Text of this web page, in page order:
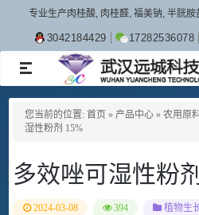
专业生产肉桂酸, 肉桂醛, 福美钠, 半胱
3042184429 17282536078
TOGGLE
NAVIGATION
您当前的位置: 首页 » 产品中心 » 农用原
湿性粉剂 15%
多效唑可湿性粉
2024-03-08 394 植物生